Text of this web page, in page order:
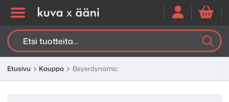
Etsi:
Etusivu Kauppa Beyerdynamic